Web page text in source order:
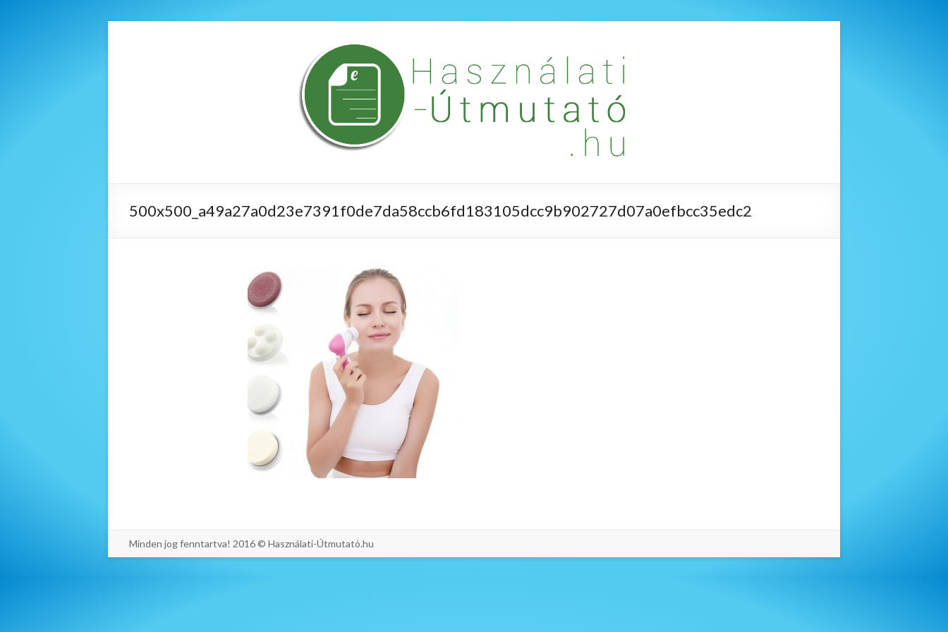
500x500_a49a27a0d23e7391f0de7da58ccb6fd183105dcc9b902727d07a0efbcc35edc2
Minden jog fenntartva! 2016 © Használati-Útmutató.hu